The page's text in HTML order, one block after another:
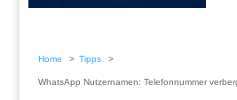
Home Tipps
WhatsApp Nutzernamen: Telefonnummer